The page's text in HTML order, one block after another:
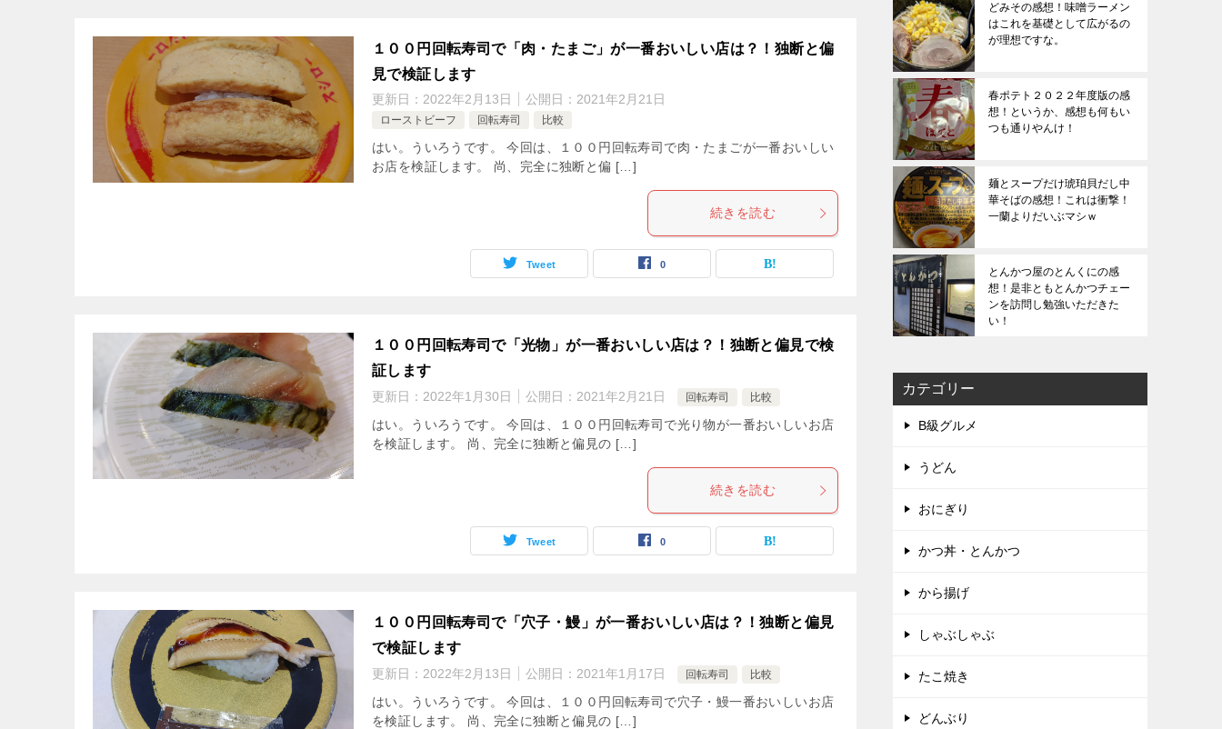
１００円回転寿司で「肉・たまご」が一番おいしい店は？！独断と偏
見で検証します
更新日： 2022年2月13日 公開日： 2021年2月21日
ローストビーフ 回転寿司 比較
はい。ういろうです。 今回は、１００円回転寿司で肉・たまごが一番おいしい
お店を検証します。 尚、完全に独断と偏 […]
続きを読む
Tweet 0
１００円回転寿司で「光物」が一番おいしい店は？！独断と偏見で検
証します
更新日： 2022年1月30日 公開日： 2021年2月21日 回転寿司 比較
はい。ういろうです。 今回は、１００円回転寿司で光り物が一番おいしいお店
を検証します。 尚、完全に独断と偏見の […]
続きを読む
Tweet 0
１００円回転寿司で「穴子・鰻」が一番おいしい店は？！独断と偏見
で検証します
更新日： 2022年2月13日 公開日： 2021年1月17日 回転寿司 比較
はい。ういろうです。 今回は、１００円回転寿司で穴子・鰻一番おいしいお店
を検証します。 尚、完全に独断と偏見の […]
どみその感想！味噌ラーメン
はこれを基礎として広がるの
が理想ですな。
春ポテト２０２２年度版の感
想！というか、感想も何もい
つも通りやんけ！
麺とスープだけ琥珀貝だし中
華そばの感想！これは衝撃！
一蘭よりだいぶマシｗ
とんかつ屋のとんくにの感
想！是非ともとんかつチェー
ンを訪問し勉強いただきた
い！
カテゴリー
B級グルメ
うどん
おにぎり
かつ丼・とんかつ
から揚げ
しゃぶしゃぶ
たこ焼き
どんぶり